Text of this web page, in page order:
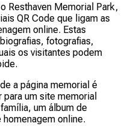
Resthaven Memorial Park,
QR Code que ligam as
online. Estas
fotografias,
os visitantes podem
a página memorial é
um site memorial
um álbum de
online.